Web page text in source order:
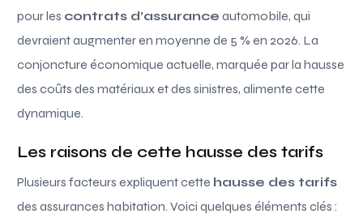
pour les contrats d’assurance automobile, qui
devraient augmenter en moyenne de 5 % en 2026. La
conjoncture économique actuelle, marquée par la hausse
des coûts des matériaux et des sinistres, alimente cette
dynamique.
Les raisons de cette hausse des tarifs
Plusieurs facteurs expliquent cette hausse des tarifs
des assurances habitation. Voici quelques éléments clés :